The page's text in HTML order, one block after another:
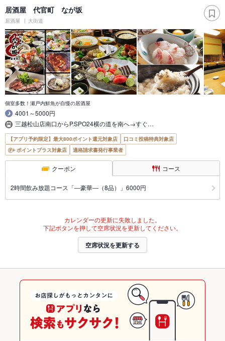
居酒屋 代官町 なが坂
居酒屋 大街道
個室多数！瀬戸内鮮魚が自慢の居酒屋
4001～5000円
三越松山店南口からP.SPO24横の道を南へ→すぐ…
【アプリ予約限定】最大800ポイント還元対象店
口コミ投稿特典対象店
ポイントプラス対象店
適格請求書発行事業者
クーポン コース
2時間飲み放題コース「―豪華―（8品）」6000円
カレンダーの更新に失敗しました。
下記ボタンを押して空席状況を更新してください。
空席状況を更新する